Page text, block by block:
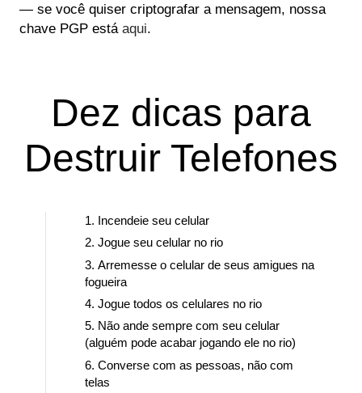
— se você quiser criptografar a mensagem, nossa
chave PGP está aqui.
Dez dicas para
Destruir Telefones
Incendeie seu celular
Jogue seu celular no rio
Arremesse o celular de seus amigues na
fogueira
Jogue todos os celulares no rio
Não ande sempre com seu celular
(alguém pode acabar jogando ele no rio)
Converse com as pessoas, não com
telas